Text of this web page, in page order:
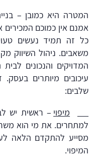
המטרה היא כמובן –
אמנם אין כמוכם
כל זה תמיד נעשים
משאבים. ניהול השיווק
המדויקים והנכונים
עיכובים מיותרים
שלבים:
מיפוי – ראשית יש
למתחרים. את מי הוא
מסייע להתקדם הלאה
המיפוי.